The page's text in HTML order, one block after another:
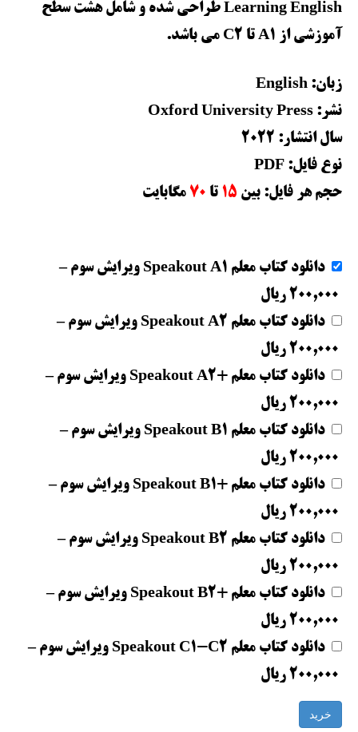
Learning English طراحی شده و شامل هشت سطح
آموزشی از A1 تا C2 می‌ باشد.
زبان: English
نشر: Oxford University Press
سال انتشار: 2022
نوع فایل: PDF
حجم هر فایل: بین
تا 70 مگابایت
دانلود کتاب معلم Speakout A1 ویرایش سوم
–
200,000 ریال
دانلود کتاب معلم Speakout A2 ویرایش سوم
–
200,000 ریال
دانلود کتاب معلم +Speakout A2 ویرایش سوم
–
200,000 ریال
دانلود کتاب معلم Speakout B1 ویرایش سوم
–
200,000 ریال
دانلود کتاب معلم +Speakout B1 ویرایش سوم
–
200,000 ریال
دانلود کتاب معلم Speakout B2 ویرایش سوم
–
200,000 ریال
دانلود کتاب معلم +Speakout B2 ویرایش سوم
–
200,000 ریال
دانلود کتاب معلم Speakout C1-C2 ویرایش سوم
–
200,000 ریال
خرید